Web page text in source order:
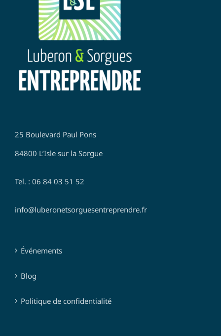
25 Boulevard Paul Pons
84800 L’Isle sur la Sorgue
Tel. : 06 84 03 51 52
info@luberonetsorguesentreprendre.fr
Événements
Blog
Politique de confidentialité